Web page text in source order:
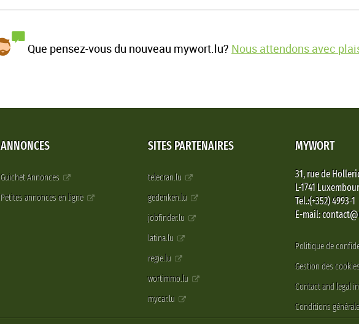
Que pensez-vous du nouveau mywort.lu? Nous attendons avec
ANNONCES
Guichet Annonces
Petites annonces en ligne
SITES PARTENAIRES
telecran.lu
gedenken.lu
jobfinder.lu
latina.lu
regie.lu
wortimmo.lu
mycar.lu
MYWORT
31, rue de
L-1741
Tel.:(+352) 4993-1
E-mail:
Politique de
Gestion des cookies
Contact and legal
Conditions